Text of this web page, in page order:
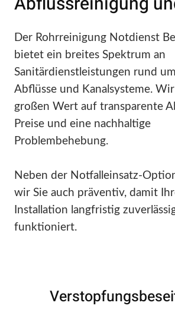
Der Rohrreinigung Notdienst
bietet ein breites Spektrum an
Sanitärdienstleistungen rund
Abflüsse und Kanalsysteme.
großen Wert auf transparente
Preise und eine nachhaltige
Problembehebung.
Neben der Notfalleinsatz-
wir Sie auch präventiv, damit
Installation langfristig
funktioniert.